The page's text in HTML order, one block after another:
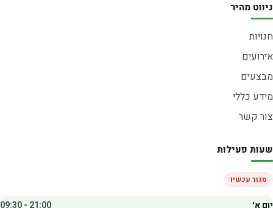
ניווט מהיר
חנויות
אירועים
מבצעים
מידע כללי
צור קשר
שעות פעילות
סגור עכשיו